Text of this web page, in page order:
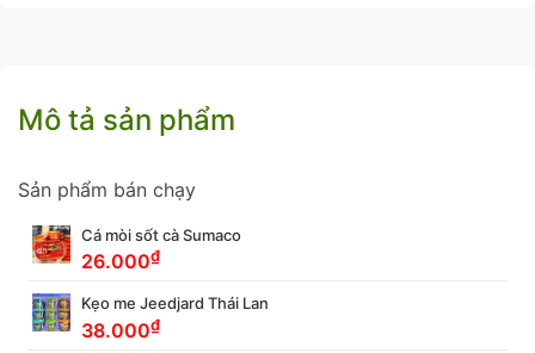
Mô tả sản phẩm
Sản phẩm bán chạy
Cá mòi sốt cà Sumaco
26.000₫
Kẹo me Jeedjard Thái Lan
38.000₫